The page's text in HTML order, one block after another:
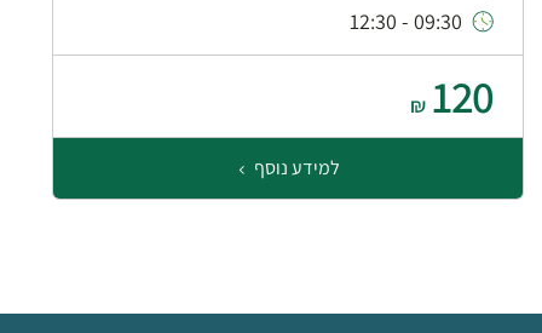
09:30 - 12:30
120
₪
למידע נוסף